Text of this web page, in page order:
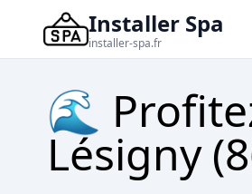
Installer Spa
installer-spa.fr
🌊
Lésigny